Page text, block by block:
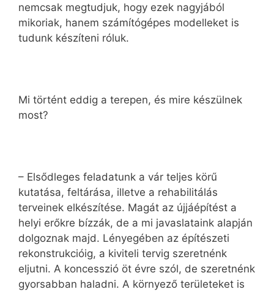
nemcsak megtudjuk, hogy ezek nagyjából
mikoriak, hanem számítógépes modelleket is
tudunk készíteni róluk.
Mi történt eddig a terepen, és mire készülnek
most?
– Elsődleges feladatunk a vár teljes körű
kutatása, feltárása, illetve a rehabilitálás
terveinek elkészítése. Magát az újjáépítést a
helyi erőkre bízzák, de a mi javaslataink alapján
dolgoznak majd. Lényegében az építészeti
rekonstrukcióig, a kiviteli tervig szeretnénk
eljutni. A koncesszió öt évre szól, de szeretnénk
gyorsabban haladni. A környező területeket is